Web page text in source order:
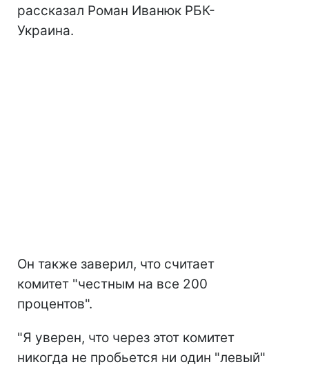
рассказал Роман Иванюк РБК-
Украина.
Он также заверил, что считает
комитет "честным на все 200
процентов".
"Я уверен, что через этот комитет
никогда не пробьется ни один "левый"